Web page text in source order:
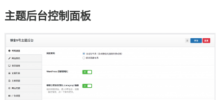
主题后台控制面板